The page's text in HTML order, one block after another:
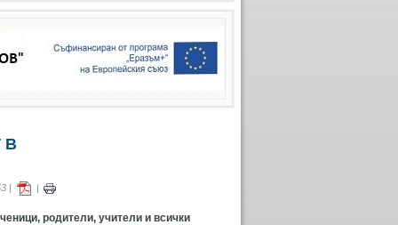
В
| |
родители, учители и всички